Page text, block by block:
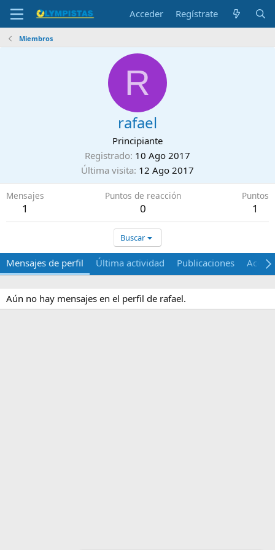
Acceder Regístrate
Miembros
R
rafael
Principiante
Registrado 10 Ago 2017
Última visita 12 Ago 2017
Mensajes
1
Puntos de reacción
0
Puntos
1
Buscar
Mensajes de perfil Última actividad Publicaciones Acerca
Aún no hay mensajes en el perfil de rafael.